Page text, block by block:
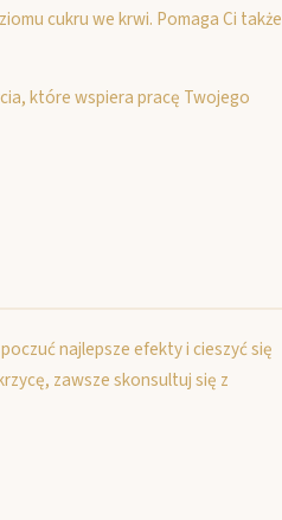
cukru we krwi. Pomaga Ci także
które wspiera pracę Twojego
najlepsze efekty i cieszyć się
zawsze skonsultuj się z